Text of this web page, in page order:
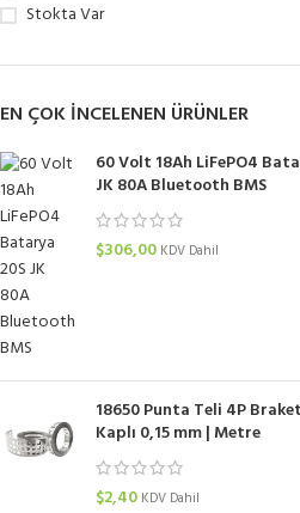
Stokta Var
EN ÇOK INCELENEN ÜRÜNLER
60 Volt 18Ah LiFePO4
JK 80A Bluetooth BMS
$306,00 KDV Dahil
18650 Punta Teli 4P
Kaplı 0,15 mm | Metre
$2,40 KDV Dahil